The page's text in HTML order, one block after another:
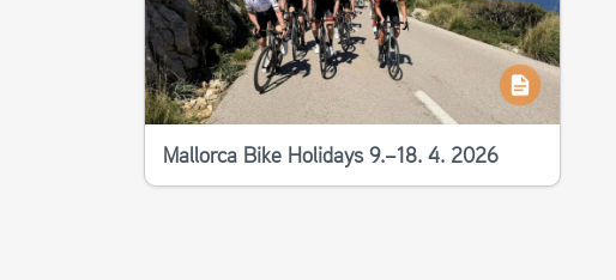
Mallorca Bike Holidays 9.–18. 4. 2026